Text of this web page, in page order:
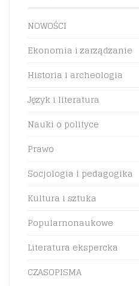
NOWOŚCI
Ekonomia i zarządzanie
Historia i archeologia
Język i literatura
Nauki o polityce
Prawo
Socjologia i pedagogika
Kultura i sztuka
Popularnonaukowe
Literatura ekspercka
CZASOPISMA